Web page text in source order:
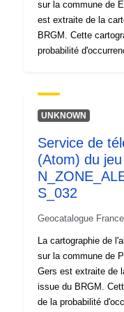
sur la commune de
est extraite de la
BRGM. Cette
probabilité
critères purement
cartes géologiques
pour chaque
matériau argileux au
lithologique) ; - la
la phase argileuse
comportement
des formations
est en définitive la
ainsi obtenu avec la
gonflement,
d'affleurement
UNKNOWN
Service de
(Atom) du
S_032
Geocatalogue France
La cartographie de
sur la commune de
Gers est extraite de
issue du BRGM.
de la probabilité